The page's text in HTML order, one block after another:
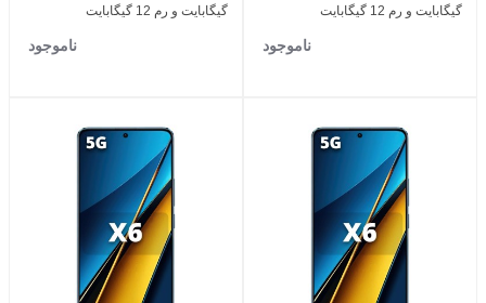
گیگابایت و رم 12 گیگابایت
ناموجود
گیگابایت و رم 12 گیگابایت
ناموجود